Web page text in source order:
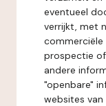
eventueel
verrijkt, met
commerciële
prospectie
andere
"openbare"
websites